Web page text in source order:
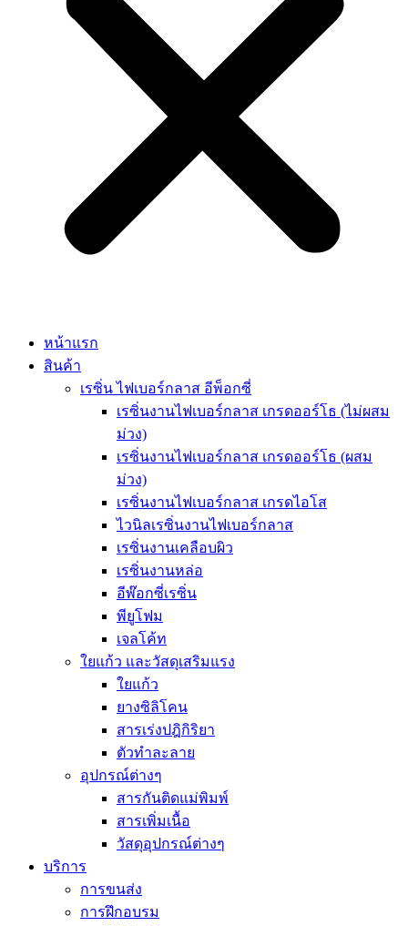
หน้าแรก
สินค้า
เรซิ่น ไฟเบอร์กลาส อีพ็อกซี่
เรซิ่นงานไฟเบอร์กลาส เกรดออร์โธ (ไม่ผสม
ม่วง)
เรซิ่นงานไฟเบอร์กลาส เกรดออร์โธ (ผสม
ม่วง)
เรซิ่นงานไฟเบอร์กลาส เกรดไอโส
ไวนิลเรซิ่นงานไฟเบอร์กลาส
เรซิ่นงานเคลือบผิว
เรซิ่นงานหล่อ
อีพ๊อกซี่เรซิ่น
พียูโฟม
เจลโค้ท
ใยแก้ว และวัสดุเสริมแรง
ใยแก้ว
ยางซิลิโคน
สารเร่งปฎิกิริยา
ตัวทำละลาย
อุปกรณ์ต่างๆ
สารกันติดแม่พิมพ์
สารเพิ่มเนื้อ
วัสดุอุปกรณ์ต่างๆ
บริการ
การขนส่ง
การฝึกอบรม